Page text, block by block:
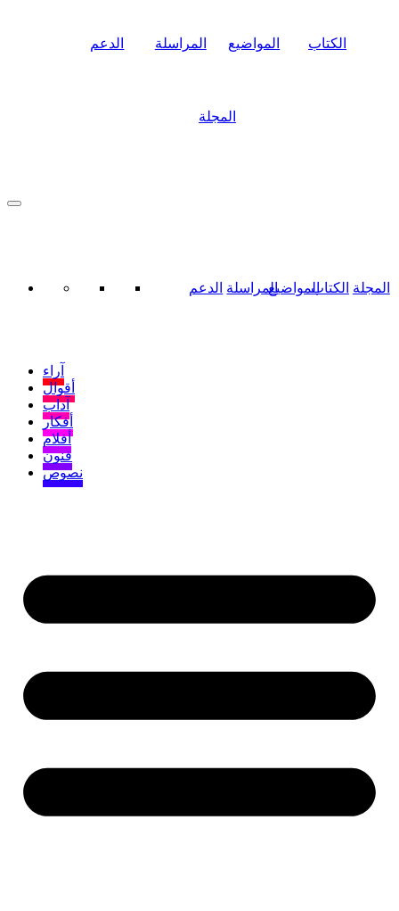
الدعم المراسلة المواضيع الكتاب
المجلة
الدعم المراسلةالمواضيعالكتاب المجلة
آراء
أقوال
آداب
أفكار
أفلام
فنون
نصوص